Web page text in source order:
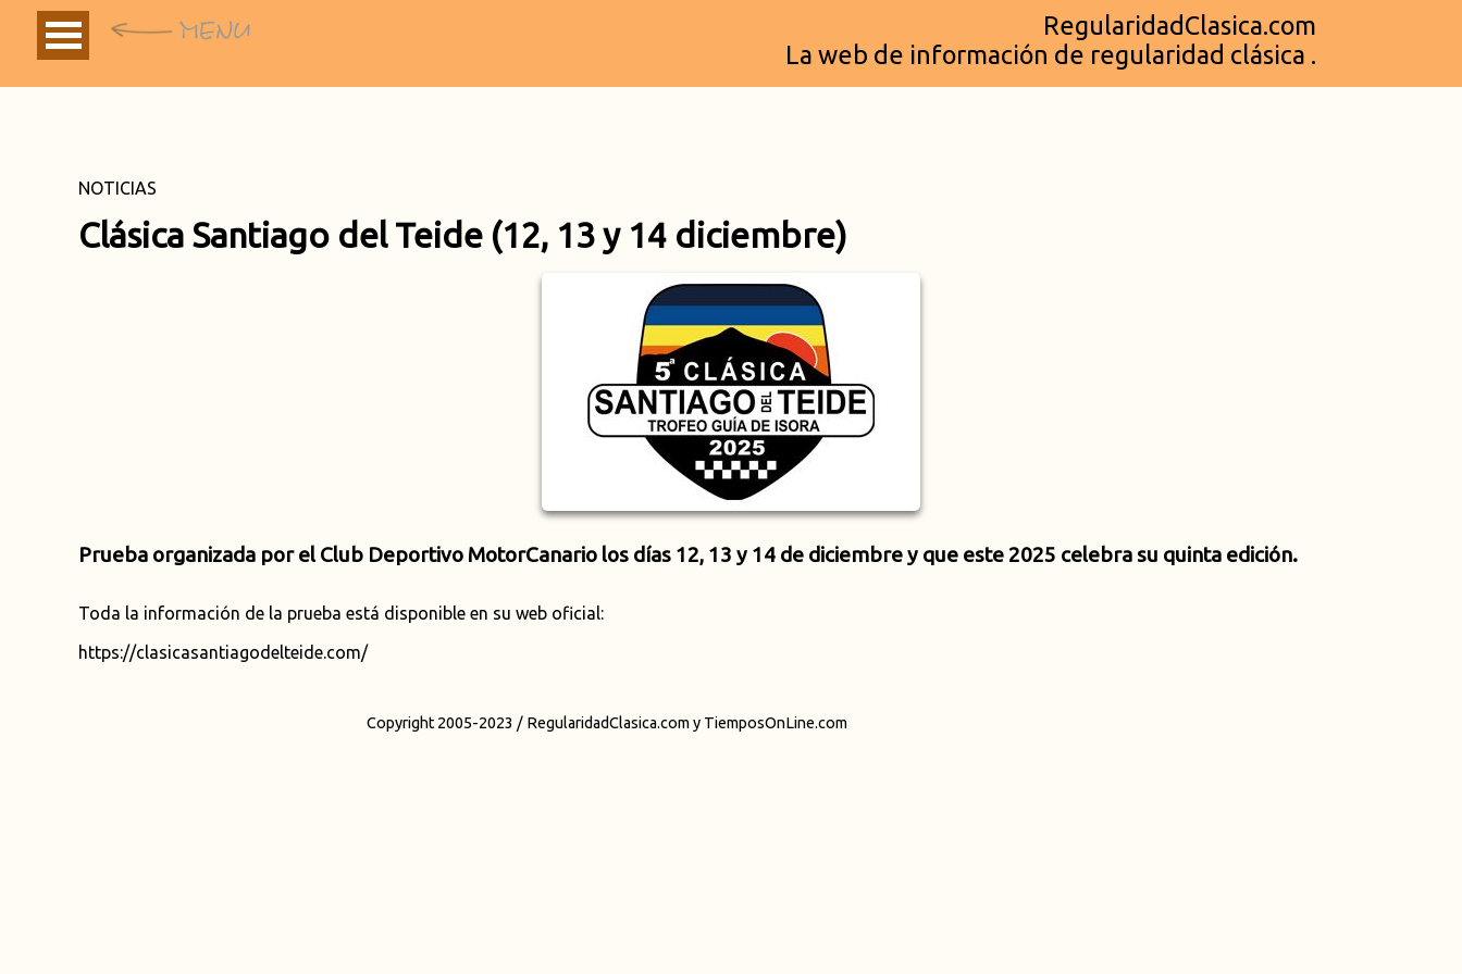
RegularidadClasica.com
La web de información de regularidad clásica .
NOTICIAS
Clásica Santiago del Teide (12, 13 y 14 diciembre)
Prueba organizada por el Club Deportivo MotorCanario los días 12, 13 y 14 de diciembre y que este 2025 celebra su quinta edición.
Toda la información de la prueba está disponible en su web oficial:
https://clasicasantiagodelteide.com/
Copyright 2005-2023 / RegularidadClasica.com y TiemposOnLine.com